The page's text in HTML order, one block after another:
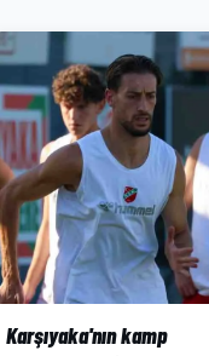
Karşıyaka'nın kamp